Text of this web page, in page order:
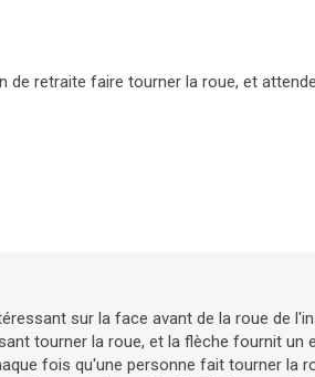
retraite faire tourner la roue, et
sur la face avant de la roue de
tourner la roue, et la flèche fournit un
fois qu'une personne fait tourner la